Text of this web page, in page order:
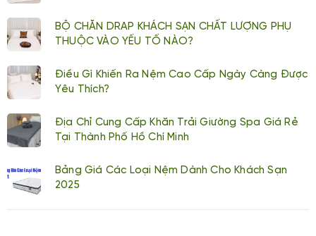
BỘ CHĂN DRAP KHÁCH SẠN CHẤT LƯỢNG PHỤ
THUỘC VÀO YẾU TỐ NÀO?
Điều Gì Khiến Ra Nệm Cao Cấp Ngày Càng Được
Yêu Thích?
Địa Chỉ Cung Cấp Khăn Trải Giường Spa Giá Rẻ
Tại Thành Phố Hồ Chí Minh
Bảng Giá Các Loại Nệm Dành Cho Khách Sạn
2025